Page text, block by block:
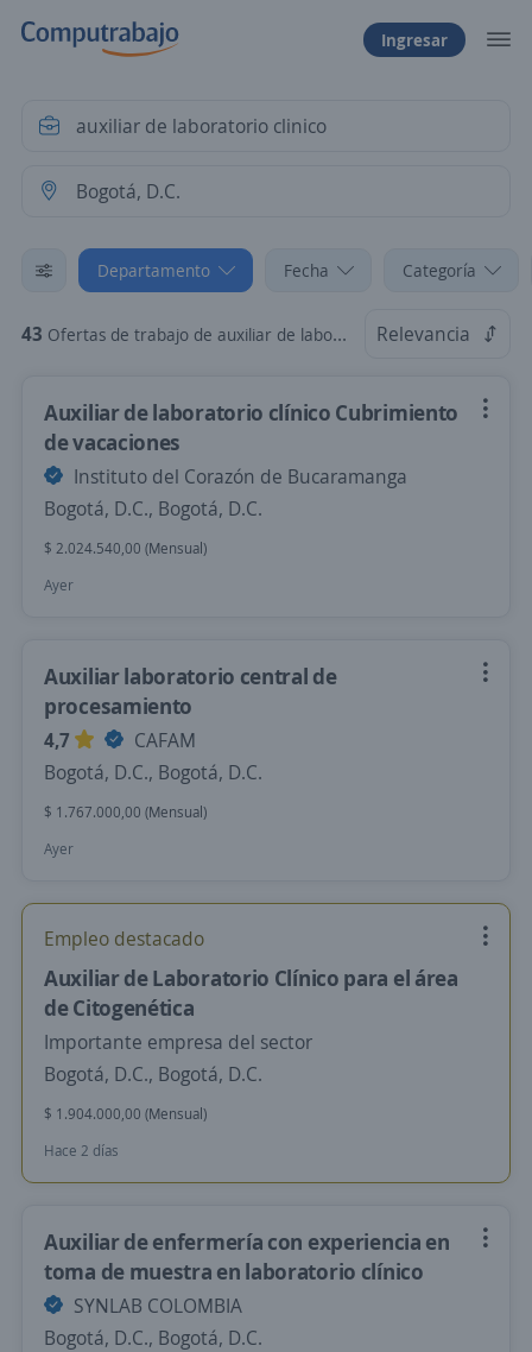
Ingresar
Departamento Fecha Categoría
43 Ofertas de trabajo de auxiliar de laboratorio clinico en Bogotá, D.C., Bogotá, D.C. Relevancia
Auxiliar de laboratorio clínico Cubrimiento
de vacaciones
Instituto del Corazón de Bucaramanga
Bogotá, D.C., Bogotá, D.C.
$ 2.024.540,00 (Mensual)
Ayer
Auxiliar laboratorio central de
procesamiento
4,7
CAFAM
Bogotá, D.C., Bogotá, D.C.
$ 1.767.000,00 (Mensual)
Ayer
Empleo destacado
Auxiliar de Laboratorio Clínico para el área
de Citogenética
Importante empresa del sector
Bogotá, D.C., Bogotá, D.C.
$ 1.904.000,00 (Mensual)
Hace 2 días
Auxiliar de enfermería con experiencia en
toma de muestra en laboratorio clínico
SYNLAB COLOMBIA
Bogotá, D.C., Bogotá, D.C.